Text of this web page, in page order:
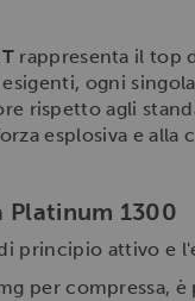
rappresenta il top
ogni
rispetto agli
esplosiva e
Platinum 1300
principio attivo e
per compressa,